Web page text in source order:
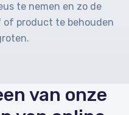
te nemen en zo de
product te behouden
van onze